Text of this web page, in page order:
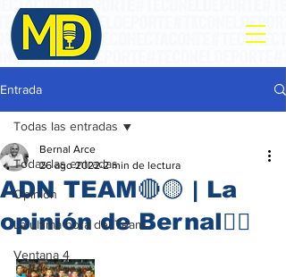
Entrada
Todas las entradas
Opinión
La ultima hora del Team
Ventana 4
Todas las entradas
ADN TEAM🔴🟡 | La
opinión de Bernal✍🏻
Bernal Arce
26 ago 2022 2 min de lectura